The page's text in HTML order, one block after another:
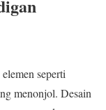
seperti
menonjol. Desain